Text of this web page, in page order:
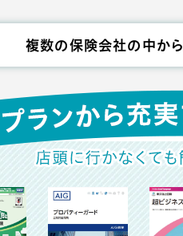
複数の保険会社の中から